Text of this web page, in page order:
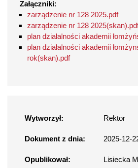
Załączniki:
zarządzenie nr 128 2025.pdf
zarządzenie nr 128
plan działalności akademii
plan działalności akademii
rok(skan).pdf
Wytworzył: Rektor
Dokument z dnia: 2025-12-
Opublikował: Lisiecka